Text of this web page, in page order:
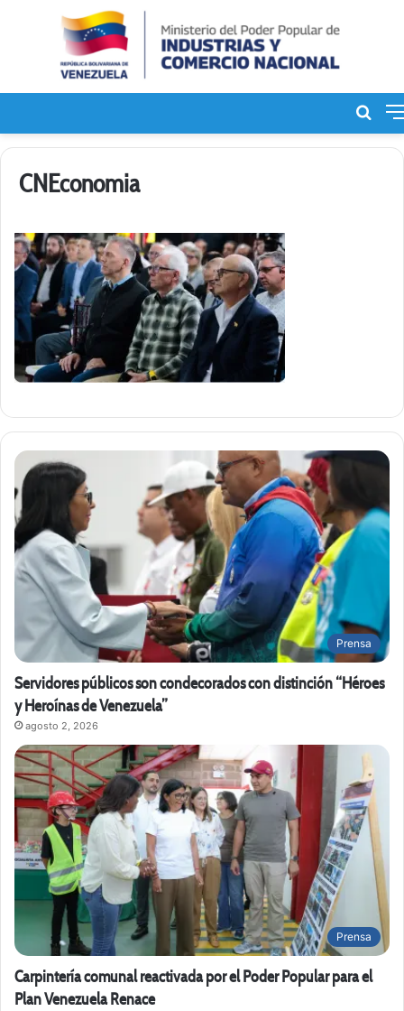
de
CNEconomia
Prensa
Servidores públicos son condecorados con distinción “Héroes
y Heroínas de Venezuela”
agosto 2, 2026
Prensa
Carpintería comunal reactivada por el Poder Popular para el
Plan Venezuela Renace